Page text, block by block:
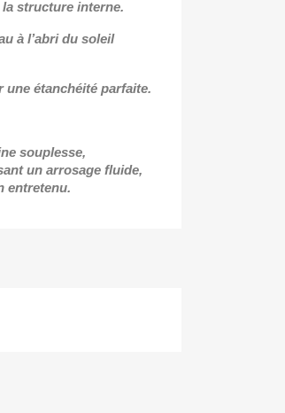
structure interne.
à l’abri du soleil
une étanchéité parfaite.
souplesse,
un arrosage fluide,
entretenu.